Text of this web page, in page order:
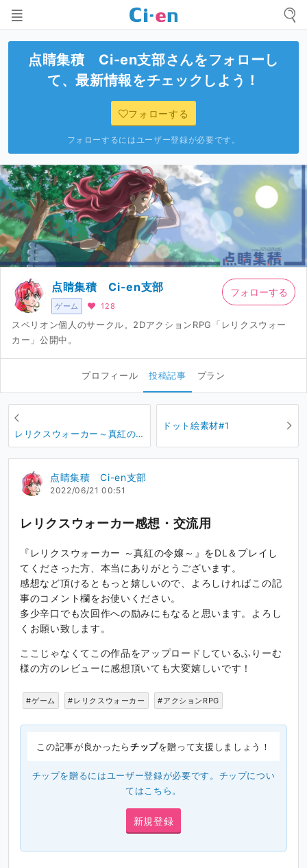
点睛集積 Ci-en支部さんをフォローし
て、最新情報をチェックしよう！
フォローする
フォローするにはユーザー登録が必要です。
ゲーム
点睛集積 Ci-en支部
128
スペリオン個人のサークル。2DアクションRPG「レリクスウォー
カー」公開中。
フォローする
プロフィール 投稿記事 プラン
レリクスウォーカー～真紅の
令嬢～ バグ報告用
ドット絵素材#1
点睛集積 Ci-en支部
2022/06/21 00:51
レリクスウォーカー感想・交流用
『レリクスウォーカー ～真紅の令嬢～』をDL＆プレイし
てくださった方、本当にありがとうございます。
感想など頂けるともっと嬉しいので、よろしければこの記
事のコメント欄をお使いください。
多少辛口でも次回作への励みにもなると思います。よろし
くお願い致します。
ここじゃなくてこの作品をアップロードしているふりーむ
様の方のレビューに感想頂いても大変嬉しいです！
#ゲーム #レリクスウォーカー #アクションRPG
この記事が良かったらチップを贈って支援しましょう！
チップを贈るにはユーザー登録が必要です。チップについ
てはこちら。
新規登録